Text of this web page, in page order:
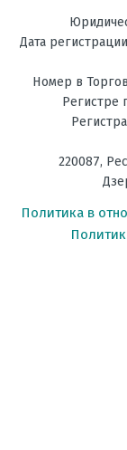
Дата
Номер в
Регистре
220087,
Политика в